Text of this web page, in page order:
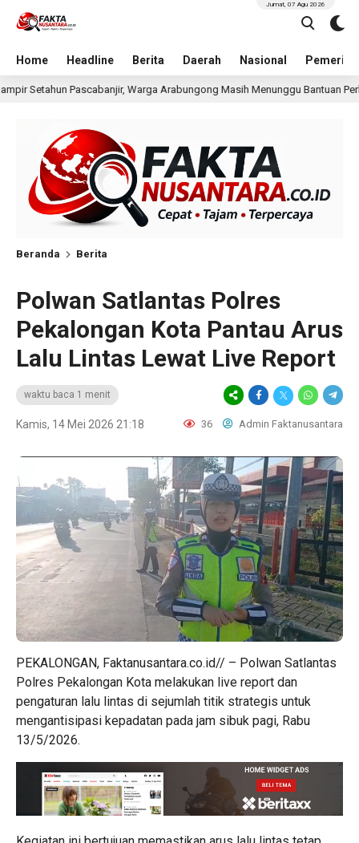
Home Headline Berita Daerah Nasional
Jumat, 07 Agu 2026
Arabungong Masih Menunggu Bantuan Perbaikan Rumah 13 jam
Beranda Berita
Polwan Satlantas Polres
Pekalongan Kota Pantau Arus
Lalu Lintas Lewat Live Report
waktu baca 1 menit
Kamis, 14 Mei 2026 21:18 36 Admin Faktanusantara
PEKALONGAN, Faktanusantara.co.id// – Polwan Satlantas
Polres Pekalongan Kota melakukan live report dan
pengaturan lalu lintas di sejumlah titik strategis untuk
mengantisipasi kepadatan pada jam sibuk pagi, Rabu
13/5/2026.